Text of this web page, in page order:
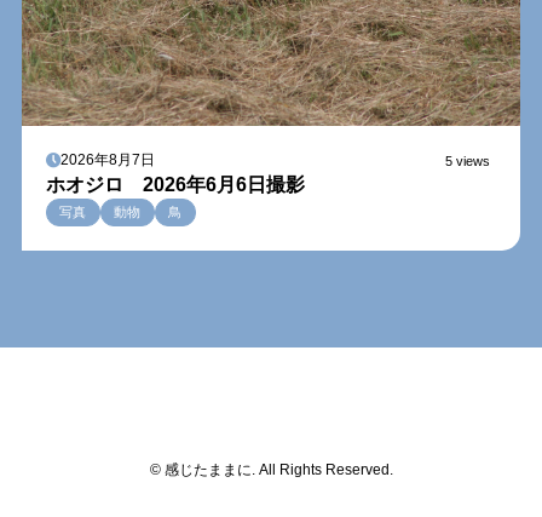
2026年8月7日 5 views
ホオジロ 2026年6月6日撮影
写真 動物 鳥
© 感じたままに. All Rights Reserved.